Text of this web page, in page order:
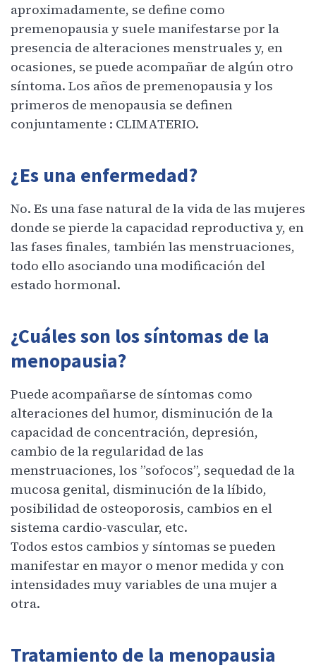
aproximadamente, se define como
premenopausia y suele manifestarse por la
presencia de alteraciones menstruales y, en
ocasiones, se puede acompañar de algún otro
síntoma. Los años de premenopausia y los
primeros de menopausia se definen
conjuntamente : CLIMATERIO.
¿Es una enfermedad?
No. Es una fase natural de la vida de las mujeres
donde se pierde la capacidad reproductiva y, en
las fases finales, también las menstruaciones,
todo ello asociando una modificación del
estado hormonal.
¿Cuáles son los síntomas de la
menopausia?
Puede acompañarse de síntomas como
alteraciones del humor, disminución de la
capacidad de concentración, depresión,
cambio de la regularidad de las
menstruaciones, los ”sofocos”, sequedad de la
mucosa genital, disminución de la líbido,
posibilidad de osteoporosis, cambios en el
sistema cardio-vascular, etc.
Todos estos cambios y síntomas se pueden
manifestar en mayor o menor medida y con
intensidades muy variables de una mujer a
otra.
Tratamiento de la menopausia